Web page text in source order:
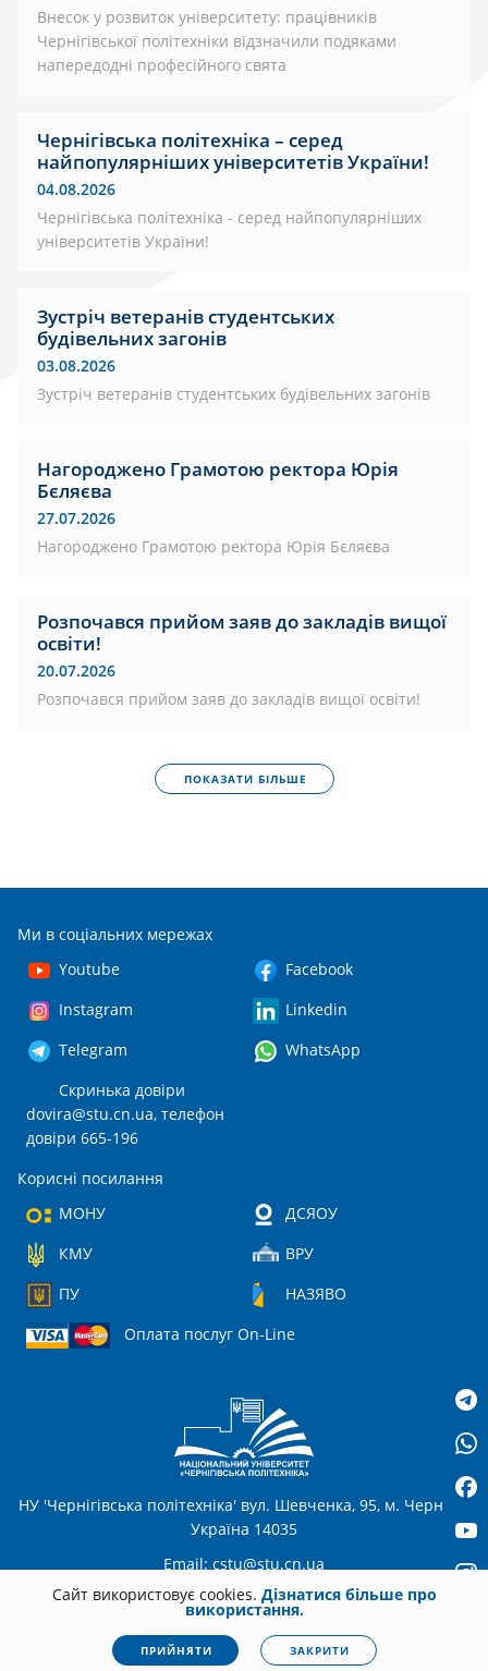
Внесок у розвиток університету: працівників
Чернігівської політехніки відзначили подяками
напередодні професійного свята
Чернігівська політехніка – серед
найпопулярніших університетів України!
04.08.2026
Чернігівська політехніка - серед найпопулярніших
університетів України!
Зустріч ветеранів студентських
будівельних загонів
03.08.2026
Зустріч ветеранів студентських будівельних загонів
Нагороджено Грамотою ректора Юрія
Бєляєва
27.07.2026
Нагороджено Грамотою ректора Юрія Бєляєва
Розпочався прийом заяв до закладів вищої
освіти!
20.07.2026
Розпочався прийом заяв до закладів вищої освіти!
ПОКАЗАТИ БІЛЬШЕ
Ми в соціальних мережах
Youtube
Facebook
Instagram
Linkedin
Telegram
WhatsApp
Скринька довіри
dovira@stu.cn.ua, телефон
довіри 665-196
Корисні посилання
МОНУ
ДСЯОУ
КМУ
ВРУ
ПУ
НАЗЯВО
Оплата послуг On-Line
НУ 'Чернігівська політехніка' вул. Шевченка, 95, м. Чернігів,
Україна 14035
Email: cstu@stu.cn.ua
stu.cn.uaВсі права захищені. Несанкціоноване копіювання
заборонено.Політика конфіденційності |Cookies
Сайт використовує cookies. Дізнатися більше про
використання.
ПРИЙНЯТИ ЗАКРИТИ